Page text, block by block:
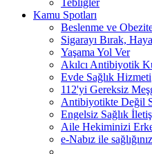
Kamu Spotları
Beslenme ve
Sigarayı Bırak,
Yaşama Yol Ver
Akılcı Antibiyotik
Evde Sağlık Hizmeti
112'yi Gereksiz
Antibiyotikte Değil
Engelsiz Sağlık
Aile Hekiminizi
e-Nabız ile